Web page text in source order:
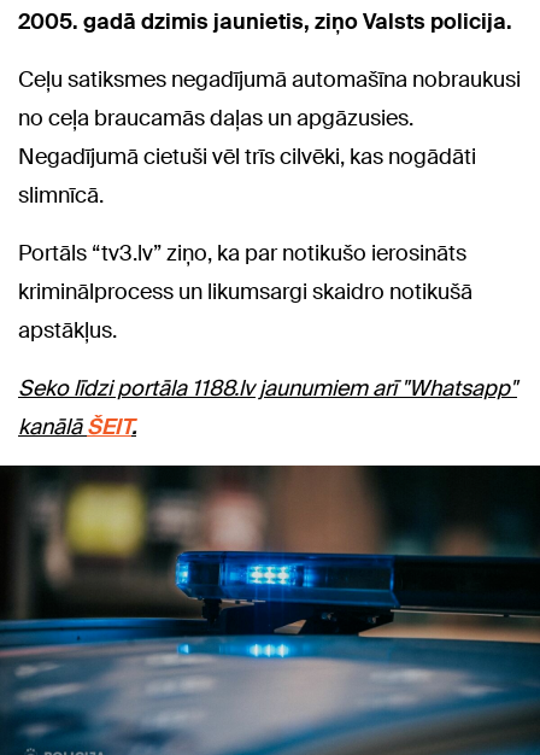
2005. gadā dzimis jaunietis, ziņo Valsts policija.
Ceļu satiksmes negadījumā automašīna nobraukusi
no ceļa braucamās daļas un apgāzusies.
Negadījumā cietuši vēl trīs cilvēki, kas nogādāti
slimnīcā.
Portāls “tv3.lv” ziņo, ka par notikušo ierosināts
kriminālprocess un likumsargi skaidro notikušā
apstākļus.
Seko līdzi portāla 1188.lv jaunumiem arī "Whatsapp"
kanālāŠEIT.